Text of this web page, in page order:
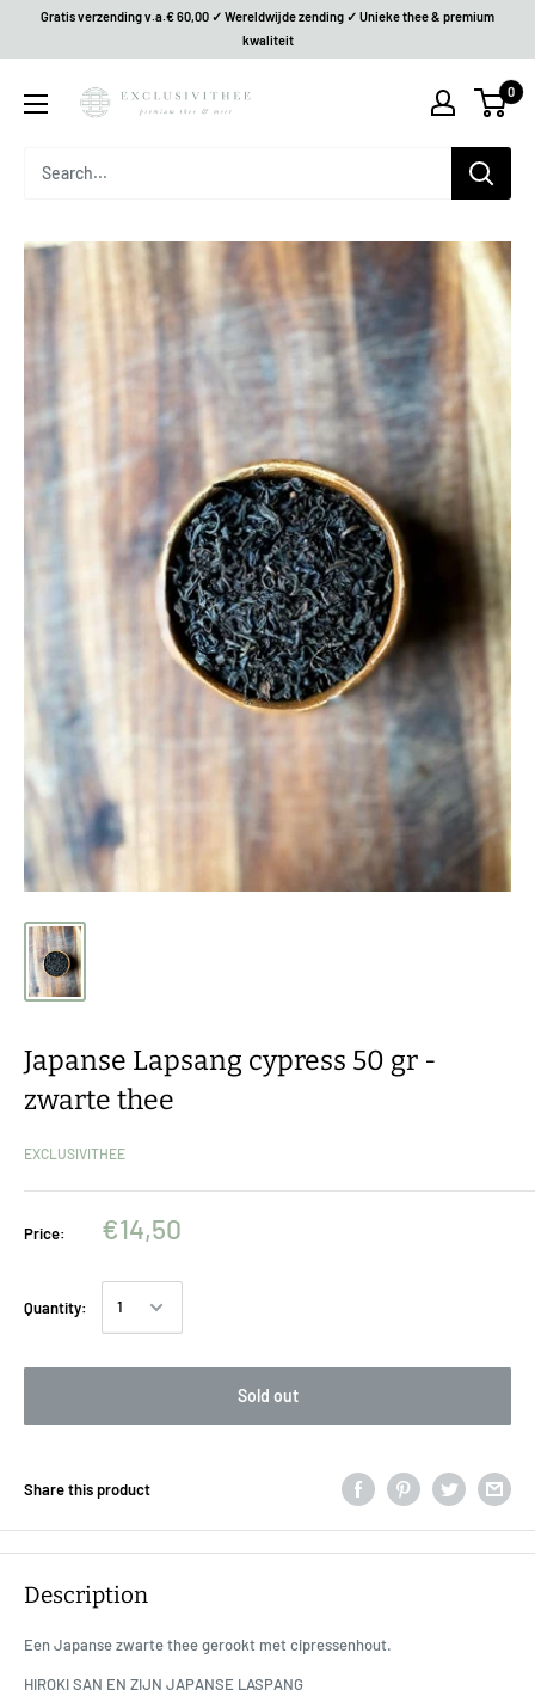
Gratis verzending v.a.€ 60,00 ✓ Wereldwijde zending ✓ Unieke thee & premium
kwaliteit
0
Japanse Lapsang cypress 50 gr -
zwarte thee
EXCLUSIVITHEE
Price: €14,50
Quantity:
Sold out
Share this product
Description
Een Japanse zwarte thee gerookt met cipressenhout.
HIROKI SAN EN ZIJN JAPANSE LASPANG